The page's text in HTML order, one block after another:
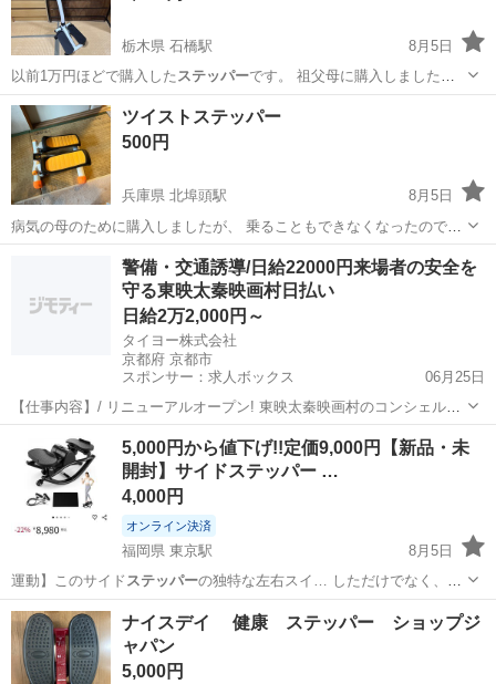
栃木県 石橋駅
8月5日
以前1万円ほどで購入した ステッパーです。 祖父母に購入しましたが
ほと…
栃木 河内郡 石橋駅 フィットネス、トレーニング
ツイストステッパー
500円
兵庫県 北埠頭駅
8月5日
病気の母のために購入しましたが、 乗ることもできなくなったので出
品いたします。 特に問題なく使用できると思います。
神戸市 北埠頭駅 フィットネス、トレーニング
警備・交通誘導/日給22000円来場者の安全を
守る東映太秦映画村日払い
日給2万2,000円～
タイヨー株式会社
京都府 京都市
スポンサー：求人ボックス
06月25日
【仕事内容】/ リニューアルオープン! 東映太秦映画村のコンシェルジ
ュ! お仕事内容 リニューアルオープンする東映太秦映画村での 警備ス
タッフをお願いします! 目指せ!「おもてなし」のできる警備員! 具体的
には…? ・出入管理業務...
アルバイト・パート
5,000円から値下げ!!定価9,000円【新品・未
開封】サイドステッパー …
4,000円
オンライン決済
福岡県 東京駅
8月5日
運動】このサイド ステッパーの独特な左右スイ… しただけでなく、 ス
テッパーの柔軟性も高まり… クト設計】サイドステッパーは高炭素鋼
フレー… ています。家庭用ステッパーとして、本体サイ… 素運動】ツ
イストステッパーにはデジタルデ...
福岡 北九州市 東京駅 フィットネス、トレーニング
ステッパー
ナイスデイ 健康 ステッパー ショップジ
ャパン
5,000円